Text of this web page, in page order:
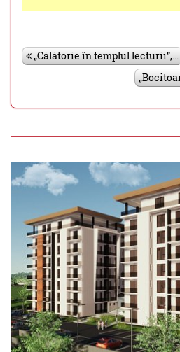
„Călătorie în templul lecturii”,...